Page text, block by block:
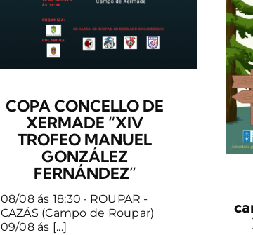
COPA CONCELLO DE
XERMADE “XIV
TROFEO MANUEL
GONZÁLEZ
FERNÁNDEZ”
08/08 ás 18:30 · ROUPAR -
CAZÁS (Campo de Roupar)
09/08 ás [...]